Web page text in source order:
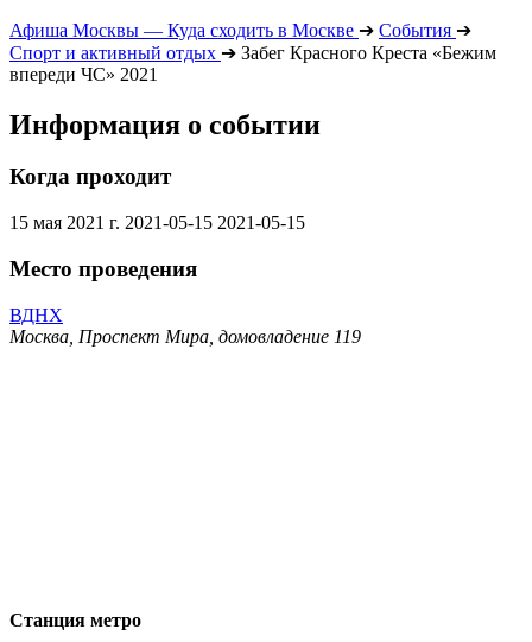
Афиша Москвы — Куда сходить в Москве ➔ События ➔
Спорт и активный отдых ➔ Забег Красного Креста «Бежим
впереди ЧС» 2021
Информация о событии
Когда проходит
15 мая 2021 г. 2021-05-15 2021-05-15
Место проведения
ВДНХ
Москва, Проспект Мира, домовладение 119
Станция метро